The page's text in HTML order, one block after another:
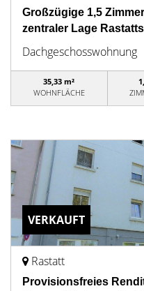
Großzügige 1,5
zentraler Lage Rastatts
Dachgeschosswohnung
35,33 m²
WOHNFLÄCHE
VERKAUFT
Rastatt
Provisionsfreies